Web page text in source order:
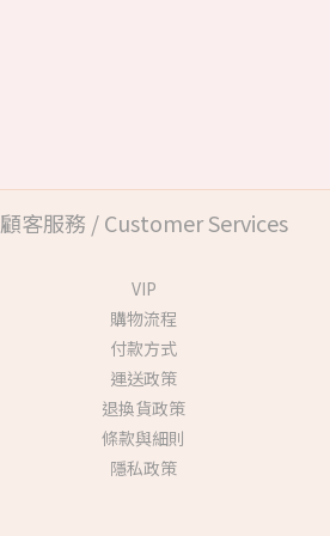
顧客服務 / Customer Services
VIP
購物流程
付款方式
運送政策
退換貨政策
條款與細則
隱私政策